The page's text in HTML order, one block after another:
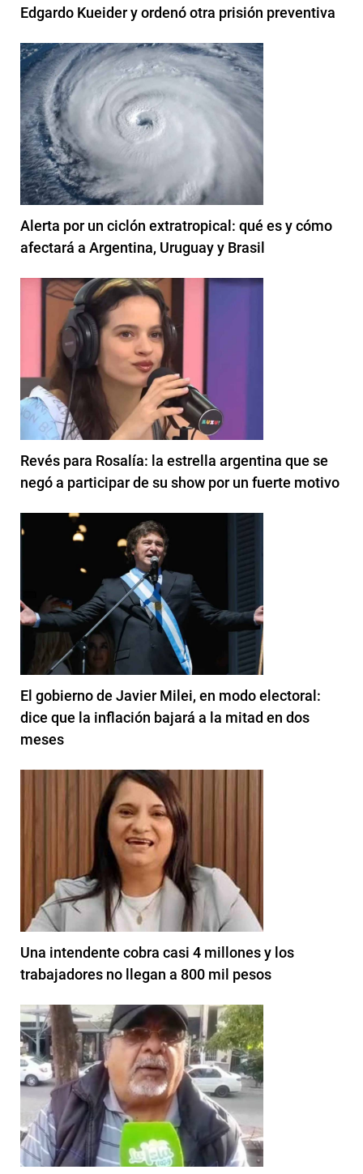
Edgardo Kueider y ordenó otra prisión preventiva
Alerta por un ciclón extratropical: qué es y cómo
afectará a Argentina, Uruguay y Brasil
Revés para Rosalía: la estrella argentina que se
negó a participar de su show por un fuerte motivo
El gobierno de Javier Milei, en modo electoral:
dice que la inflación bajará a la mitad en dos
meses
Una intendente cobra casi 4 millones y los
trabajadores no llegan a 800 mil pesos